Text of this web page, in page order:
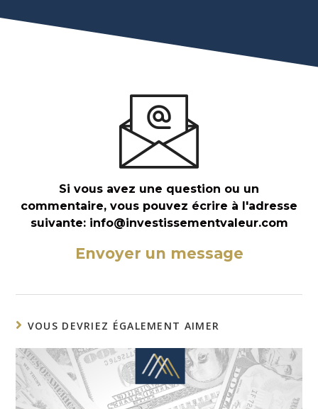
Si vous avez une question ou un
commentaire, vous pouvez écrire à l'adresse
suivante: info@investissementvaleur.com​
Envoyer un message
VOUS DEVRIEZ ÉGALEMENT AIMER